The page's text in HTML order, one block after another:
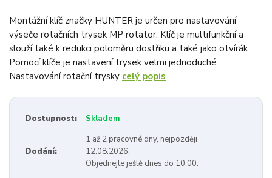
Montážní klíč značky HUNTER je určen pro nastavování
výseče rotačních trysek MP rotator. Klíč je multifunkční a
slouží také k redukci poloměru dostřiku a také jako otvírák.
Pomocí klíče je nastavení trysek velmi jednoduché.
Nastavování rotační trysky celý popis
Dostupnost: Skladem
Dodání:
1 až 2 pracovné dny, nejpozději
12.08.2026.
Objednejte ještě dnes do 10:00.